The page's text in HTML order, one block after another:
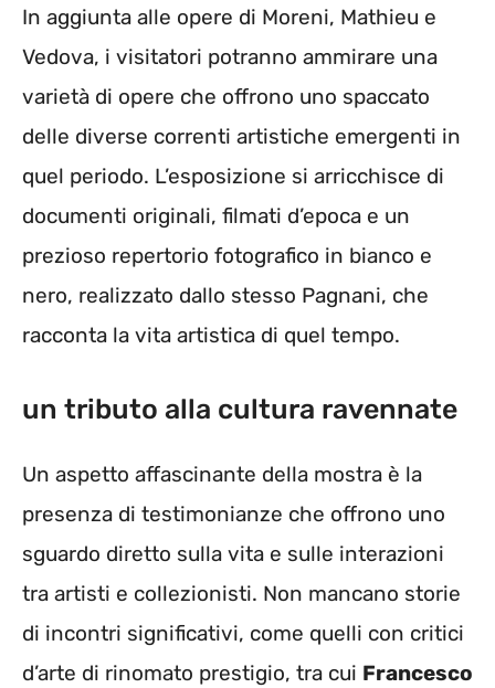
In aggiunta alle opere di Moreni, Mathieu e
Vedova, i visitatori potranno ammirare una
varietà di opere che offrono uno spaccato
delle diverse correnti artistiche emergenti in
quel periodo. L’esposizione si arricchisce di
documenti originali, filmati d’epoca e un
prezioso repertorio fotografico in bianco e
nero, realizzato dallo stesso Pagnani, che
racconta la vita artistica di quel tempo.
un tributo alla cultura ravennate
Un aspetto affascinante della mostra è la
presenza di testimonianze che offrono uno
sguardo diretto sulla vita e sulle interazioni
tra artisti e collezionisti. Non mancano storie
di incontri significativi, come quelli con critici
d’arte di rinomato prestigio, tra cui Francesco